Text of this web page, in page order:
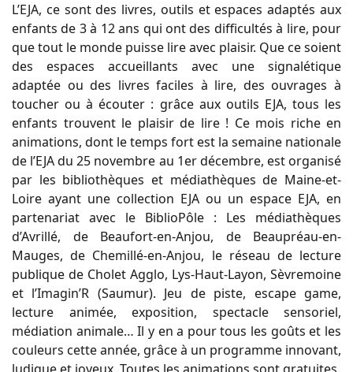
L’EJA, ce sont des livres, outils et espaces adaptés aux
enfants de 3 à 12 ans qui ont des difficultés à lire, pour
que tout le monde puisse lire avec plaisir. Que ce soient
des espaces accueillants avec une signalétique
adaptée ou des livres faciles à lire, des ouvrages à
toucher ou à écouter : grâce aux outils EJA, tous les
enfants trouvent le plaisir de lire ! Ce mois riche en
animations, dont le temps fort est la semaine nationale
de l’EJA du 25 novembre au 1er décembre, est organisé
par les bibliothèques et médiathèques de Maine-et-
Loire ayant une collection EJA ou un espace EJA, en
partenariat avec le BiblioPôle : Les médiathèques
d’Avrillé, de Beaufort-en-Anjou, de Beaupréau-en-
Mauges, de Chemillé-en-Anjou, le réseau de lecture
publique de Cholet Agglo, Lys-Haut-Layon, Sèvremoine
et l’Imagin’R (Saumur). Jeu de piste, escape game,
lecture animée, exposition, spectacle sensoriel,
médiation animale… Il y en a pour tous les goûts et les
couleurs cette année, grâce à un programme innovant,